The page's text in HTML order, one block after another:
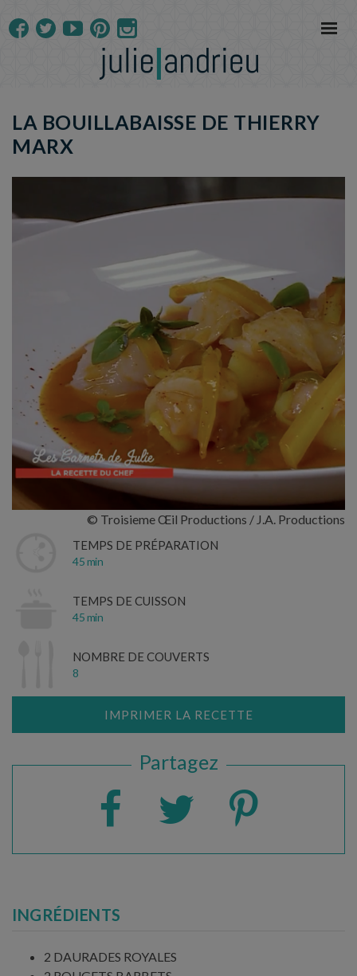
LA BOUILLABAISSE DE THIERRY
MARX
© Troisieme Œil Productions / J.A. Productions
TEMPS DE PRÉPARATION
45 min
TEMPS DE CUISSON
45 min
NOMBRE DE COUVERTS
8
IMPRIMER LA RECETTE
Partagez
INGRÉDIENTS
2 DAURADES ROYALES